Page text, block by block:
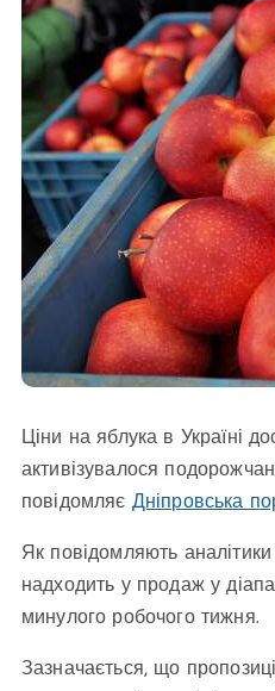
Ціни на яблука в Україні
активізувалося
повідомляє Дніпровська
Як повідомляють
надходить у продаж у
минулого робочого тижня.
Зазначається, що